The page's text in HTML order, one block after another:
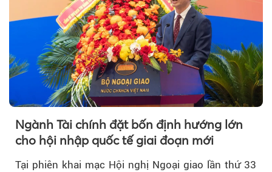
Ngành Tài chính đặt bốn định hướng lớn
cho hội nhập quốc tế giai đoạn mới
Tại phiên khai mạc Hội nghị Ngoại giao lần thứ 33